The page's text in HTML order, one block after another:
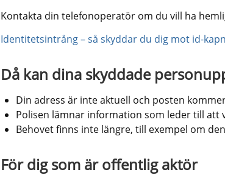
Kontakta din telefonoperatör om du vill ha
Identitetsintrång – så skyddar du dig mot id-
Då kan dina skyddade
Din adress är inte aktuell och posten
Polisen lämnar information som leder till att
Behovet finns inte längre, till exempel om
För dig som är offentlig aktör